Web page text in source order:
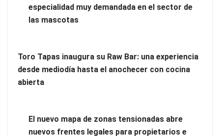
especialidad muy demandada en el sector de
las mascotas
Toro Tapas inaugura su Raw Bar: una experiencia
desde mediodía hasta el anochecer con cocina
abierta
El nuevo mapa de zonas tensionadas abre
nuevos frentes legales para propietarios e